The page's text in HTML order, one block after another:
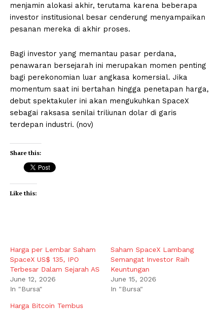
menjamin alokasi akhir, terutama karena beberapa
investor institusional besar cenderung menyampaikan
pesanan mereka di akhir proses.
Bagi investor yang memantau pasar perdana,
penawaran bersejarah ini merupakan momen penting
bagi perekonomian luar angkasa komersial. Jika
momentum saat ini bertahan hingga penetapan harga,
debut spektakuler ini akan mengukuhkan SpaceX
sebagai raksasa senilai triliunan dolar di garis
terdepan industri. (nov)
Share this:
Like this:
Harga per Lembar Saham
SpaceX US$ 135, IPO
Terbesar Dalam Sejarah AS
June 12, 2026
In "Bursa"
Saham SpaceX Lambang
Semangat Investor Raih
Keuntungan
June 15, 2026
In "Bursa"
Harga Bitcoin Tembus